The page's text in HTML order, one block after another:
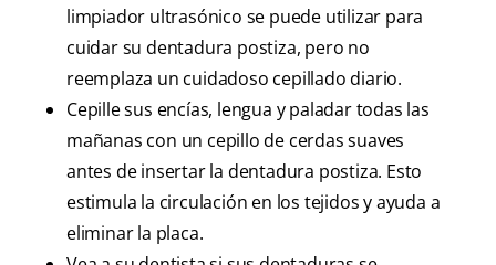
limpiador ultrasónico se puede utilizar para
cuidar su dentadura postiza, pero no
reemplaza un cuidadoso cepillado diario.
Cepille sus encías, lengua y paladar todas las
mañanas con un cepillo de cerdas suaves
antes de insertar la dentadura postiza. Esto
estimula la circulación en los tejidos y ayuda a
eliminar la placa.